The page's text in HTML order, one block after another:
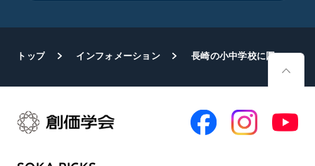
トップ インフォメーション 長崎の小中学校に図書贈呈行う